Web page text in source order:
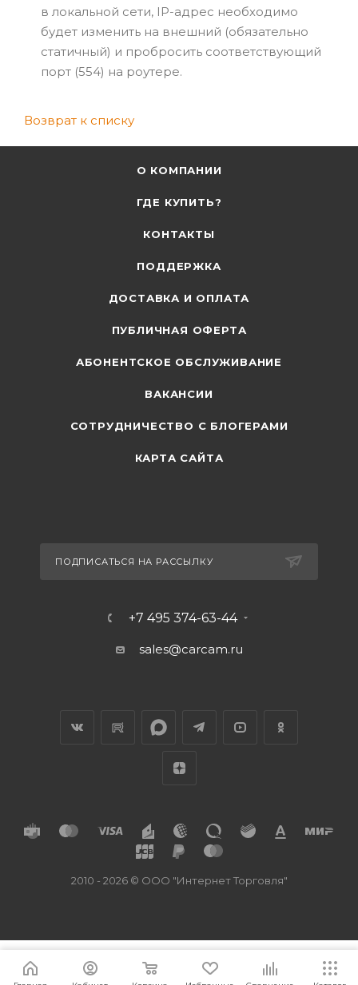
в локальной сети, IP-адрес необходимо
будет изменить на внешний (обязательно
статичный) и пробросить соответствующий
порт (554) на роутере.
Возврат к списку
О КОМПАНИИ
ГДЕ КУПИТЬ?
КОНТАКТЫ
ПОДДЕРЖКА
ДОСТАВКА И ОПЛАТА
ПУБЛИЧНАЯ ОФЕРТА
АБОНЕНТСКОЕ ОБСЛУЖИВАНИЕ
ВАКАНСИИ
СОТРУДНИЧЕСТВО С БЛОГЕРАМИ
КАРТА САЙТА
ПОДПИСАТЬСЯ НА РАССЫЛКУ
+7 495 374-63-44
sales@carcam.ru
2010 - 2026 © ООО "Интернет Торговля"